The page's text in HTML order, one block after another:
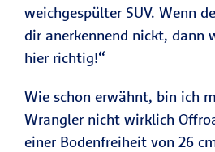
weichgespülter SUV. Wenn
dir anerkennend nickt, dann
hier richtig!“
Wie schon erwähnt, bin ich
Wrangler nicht wirklich
einer Bodenfreiheit von 26